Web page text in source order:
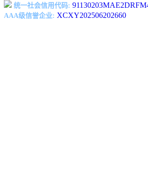
统一社会信用代码:
AAA级信誉企业: XCXY202506202660